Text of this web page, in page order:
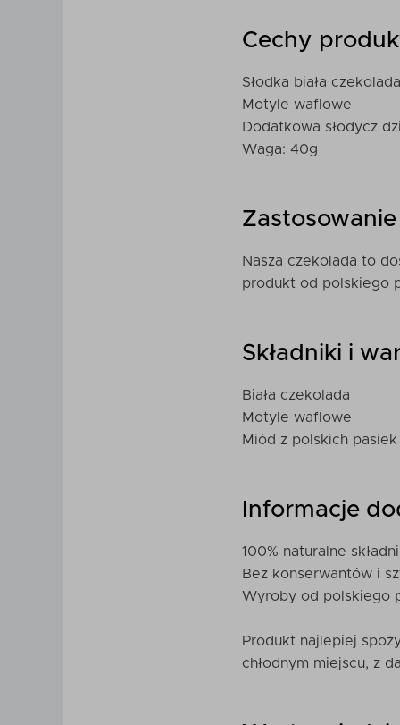
Cechy
Słodka biała czekolada
Motyle waflowe
Dodatkowa słodycz
Waga: 40g
Nasza czekolada to
produkt od polskiego
Składniki i
Biała czekolada
Motyle waflowe
Miód z polskich pasiek
Informacje
100% naturalne
Bez konserwantów i
Wyroby od polskiego
Produkt najlepiej
chłodnym miejscu, z